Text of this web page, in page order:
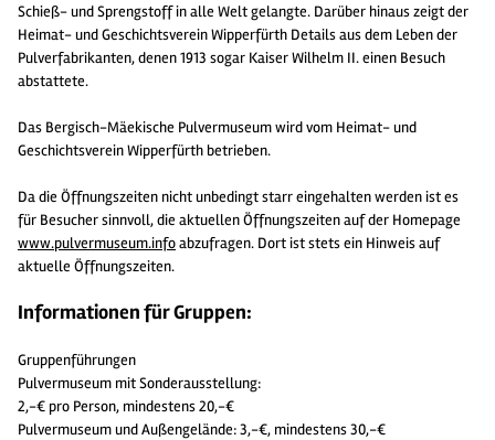
Schieß- und Sprengstoff in alle Welt gelangte. Darüber hinaus zeigt der
Heimat- und Geschichtsverein Wipperfürth Details aus dem Leben der
Pulverfabrikanten, denen 1913 sogar Kaiser Wilhelm II. einen Besuch
abstattete.
Das Bergisch-Mäekische Pulvermuseum wird vom Heimat- und
Geschichtsverein Wipperfürth betrieben.
Da die Öffnungszeiten nicht unbedingt starr eingehalten werden ist es
für Besucher sinnvoll, die aktuellen Öffnungszeiten auf der Homepage
www.pulvermuseum.infoabzufragen. Dort ist stets ein Hinweis auf
aktuelle Öffnungszeiten.
Informationen für Gruppen:
Gruppenführungen
Pulvermuseum mit Sonderausstellung:
2,-€ pro Person, mindestens 20,-€
Pulvermuseum und Außengelände: 3,-€, mindestens 30,-€